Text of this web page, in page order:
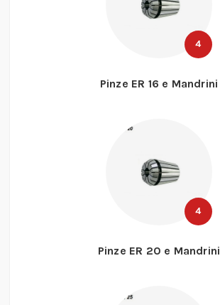
4
Pinze ER 16 e Mandrini
4
Pinze ER 20 e Mandrini